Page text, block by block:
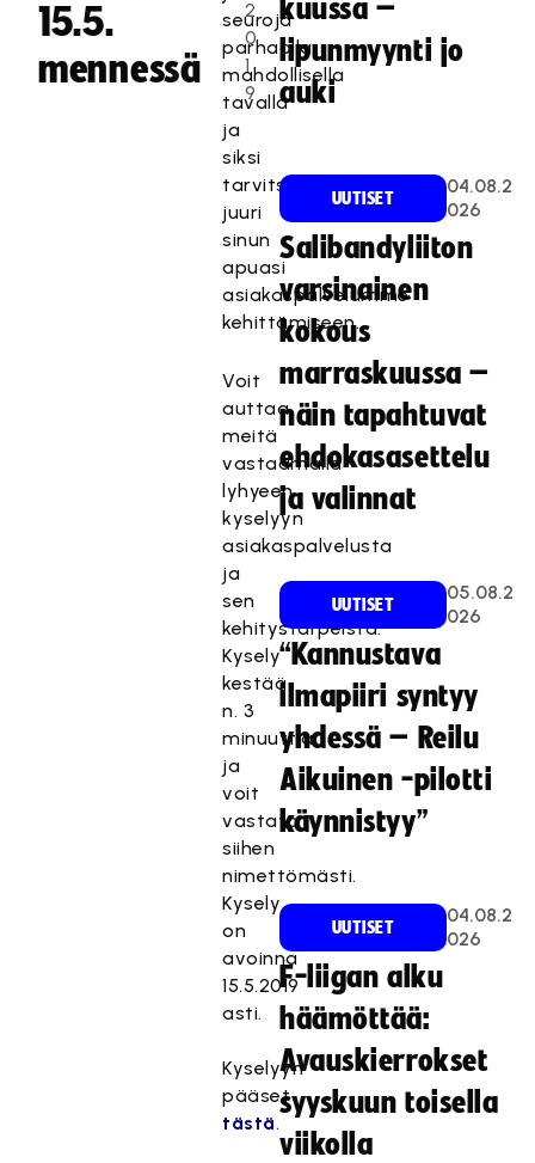
15.5.
mennessä
2
0
1
9
seuroja
parhaalla
mahdollisella
tavalla
ja
siksi
tarvitsemme
juuri
sinun
apuasi
asiakaspalvelumme
kehittämiseen.
Voit
auttaa
meitä
vastaamalla
lyhyeen
kyselyyn
asiakaspalvelusta
ja
sen
kehitystarpeista.
Kysely
kestää
n. 3
minuuttia
ja
voit
vastata
siihen
nimettömästi.
Kysely
on
avoinna
15.5.2019
asti.
Kyselyyn
pääset
tästä.
kuussa –
lipunmyynti jo
auki
UUTISET
04.08.2
026
Salibandyliiton
varsinainen
kokous
marraskuussa –
näin tapahtuvat
ehdokasasettelu
ja valinnat
UUTISET
05.08.2
026
“Kannustava
ilmapiiri syntyy
yhdessä – Reilu
Aikuinen -pilotti
käynnistyy”
UUTISET
04.08.2
026
F-liigan alku
häämöttää:
Avauskierrokset
syyskuun toisella
viikolla